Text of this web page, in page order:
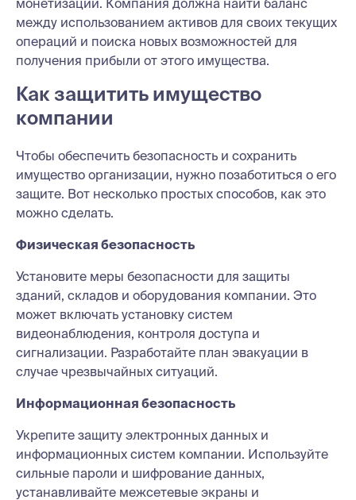
монетизации. Компания должна найти баланс
между использованием активов для своих текущих
операций и поиска новых возможностей для
получения прибыли от этого имущества.
Как защитить имущество
компании
Чтобы обеспечить безопасность и сохранить
имущество организации, нужно позаботиться о его
защите. Вот несколько простых способов, как это
можно сделать.
Физическая безопасность
Установите меры безопасности для защиты
зданий, складов и оборудования компании. Это
может включать установку систем
видеонаблюдения, контроля доступа и
сигнализации. Разработайте план эвакуации в
случае чрезвычайных ситуаций.
Информационная безопасность
Укрепите защиту электронных данных и
информационных систем компании. Используйте
сильные пароли и шифрование данных,
устанавливайте межсетевые экраны и